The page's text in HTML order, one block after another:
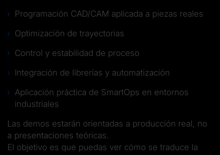
Programación CAD/CAM aplicada a piezas reales
Optimización de trayectorias
Control y estabilidad de proceso
Integración de librerías y automatización
Aplicación práctica de SmartOps en entornos
industriales
Las demos estarán orientadas a producción real, no
a presentaciones teóricas.
El objetivo es que puedas ver cómo se traduce la